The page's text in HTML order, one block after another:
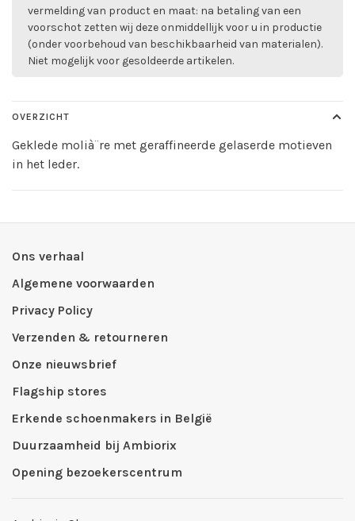
vermelding van product en maat: na betaling van een
voorschot zetten wij deze onmiddellijk voor u in productie
(onder voorbehoud van beschikbaarheid van materialen).
Niet mogelijk voor gesoldeerde artikelen.
OVERZICHT
Geklede molià¨re met geraffineerde gelaserde motieven
in het leder.
Ons verhaal
Algemene voorwaarden
Privacy Policy
Verzenden & retourneren
Onze nieuwsbrief
Flagship stores
Erkende schoenmakers in België
Duurzaamheid bij Ambiorix
Opening bezoekerscentrum